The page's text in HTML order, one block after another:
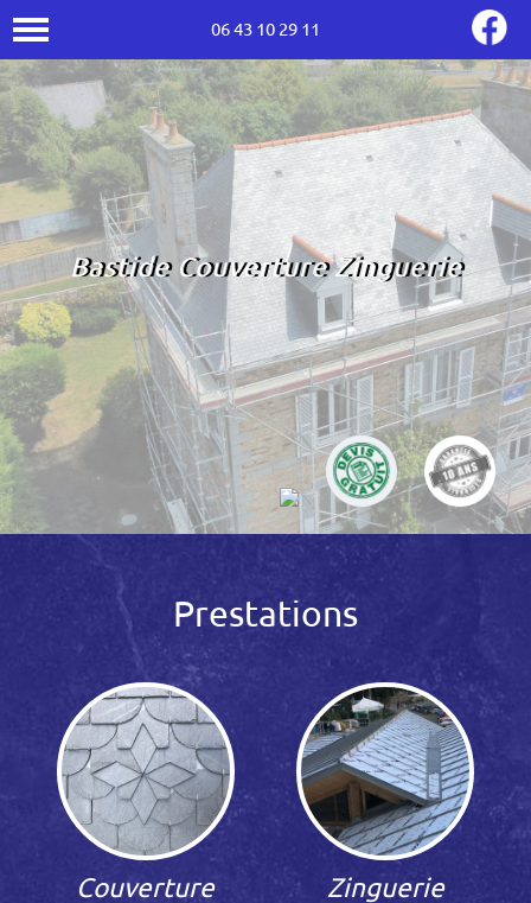
06 43 10 29 11
Bastide Couverture Zinguerie
Prestations
Couverture Zinguerie